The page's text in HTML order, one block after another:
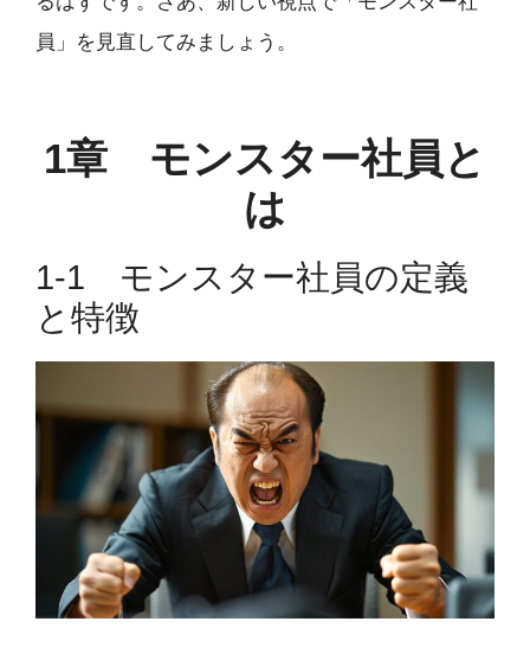
員」を見直してみましょう。
1章 モンスター社員と
は
1-1 モンスター社員の定義
と特徴